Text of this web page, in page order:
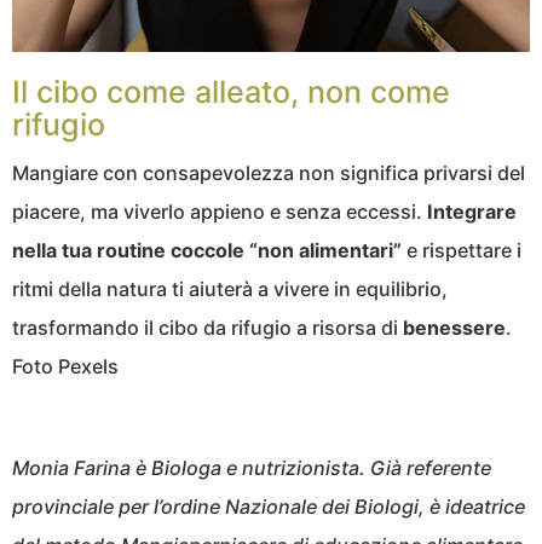
Il cibo come alleato, non come
rifugio
Mangiare con consapevolezza non significa privarsi del
piacere, ma viverlo appieno e senza eccessi. Integrare
nella tua routine coccole “non alimentari” e rispettare i
ritmi della natura ti aiuterà a vivere in equilibrio,
trasformando il cibo da rifugio a risorsa di benessere.
Foto Pexels
Monia Farina è Biologa e nutrizionista. Già referente
provinciale per l’ordine Nazionale dei Biologi, è ideatrice